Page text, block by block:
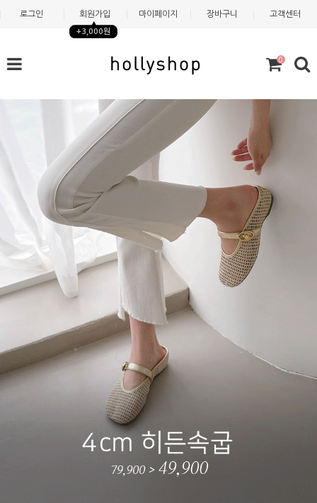
로그인 회원가입
+3,000원
마이페이지 장바구니 고객센터
0